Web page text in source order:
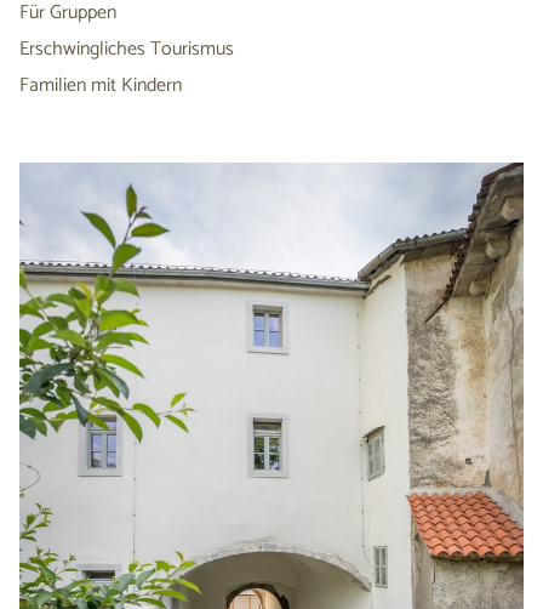
Für Gruppen
Erschwingliches Tourismus
Familien mit Kindern